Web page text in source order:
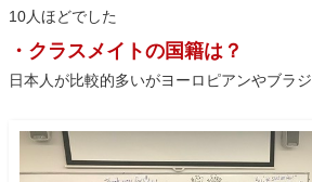
10人ほどでした
・クラスメイトの国籍は？
日本人が比較的多いがヨーロピアンやブラ